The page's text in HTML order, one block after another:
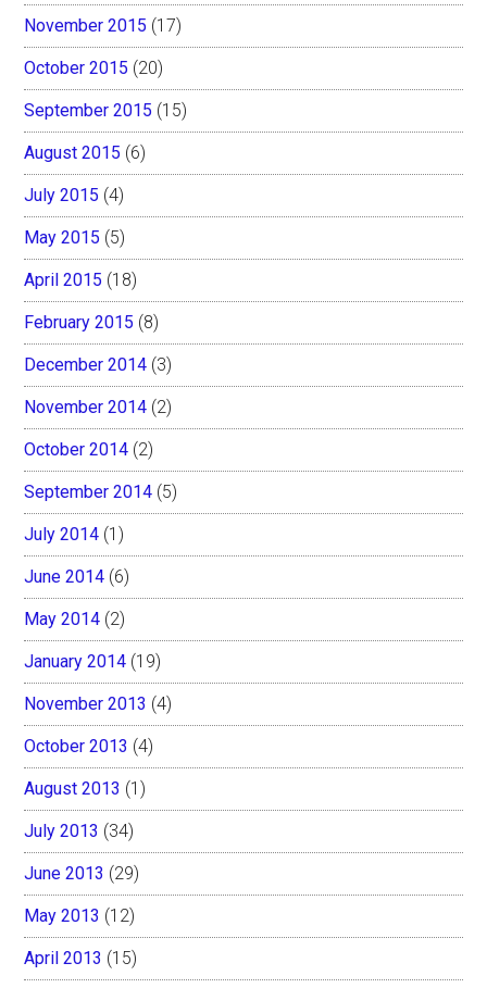
November 2015 (17)
October 2015 (20)
September 2015 (15)
August 2015 (6)
July 2015 (4)
May 2015 (5)
April 2015 (18)
February 2015 (8)
December 2014 (3)
November 2014 (2)
October 2014 (2)
September 2014 (5)
July 2014 (1)
June 2014 (6)
May 2014 (2)
January 2014 (19)
November 2013 (4)
October 2013 (4)
August 2013 (1)
July 2013 (34)
June 2013 (29)
May 2013 (12)
April 2013 (15)